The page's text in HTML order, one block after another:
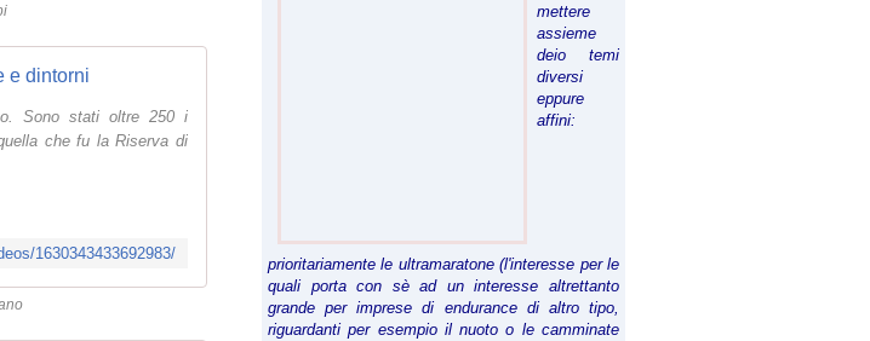
e dintorni
Sono stati oltre 250 i
che fu la Riserva di
1630343433692983/
mettere
assieme
deio temi
diversi
eppure
affini:
prioritariamente le ultramaratone (l'interesse per le
quali porta con sè ad un interesse altrettanto
grande per imprese di endurance di altro tipo,
riguardanti per esempio il nuoto o le camminate